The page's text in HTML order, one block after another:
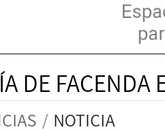
DE
NOTICIA